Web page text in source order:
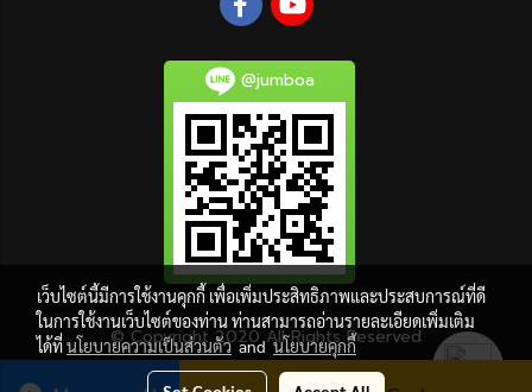
@jumboa
© Copyright 2020 All Rights Reserved
Today's visitor 1
เว็บไซต์นี้มีการใช้งานคุกกี้ เพื่อเพิ่มประสิทธิภาพและประสบการณ์ที่ดี
ในการใช้งานเว็บไซต์ของท่าน ท่านสามารถอ่านรายละเอียดเพิ่มเติม
ได้ที่นโยบายความเป็นส่วนตัวandนโยบายคุกกี้